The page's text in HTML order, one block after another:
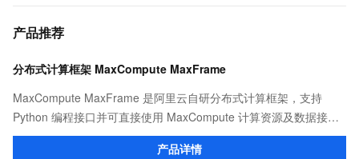
产品推荐
分布式计算框架 MaxCompute MaxFrame
MaxCompute MaxFrame 是阿里云自研分布式计算框架，支持
Python 编程接口并可直接使用 MaxCompute 计算资源及数据接
口，与 MaxCompute Notebook、镜像管理等功能共同构成
MaxCompute 完整 Python 开发生态。
产品详情